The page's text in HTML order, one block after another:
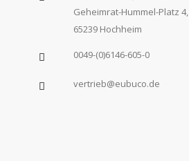
Geheimrat-Hummel-Platz 4,
65239 Hochheim
0049-(0)6146-605-0
vertrieb@eubuco.de